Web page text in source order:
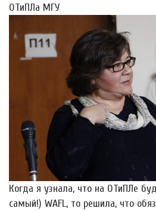
ОТиПЛа МГУ
Когда я узнала, что на ОТиПЛе
самый!) WAFL, то решила, что